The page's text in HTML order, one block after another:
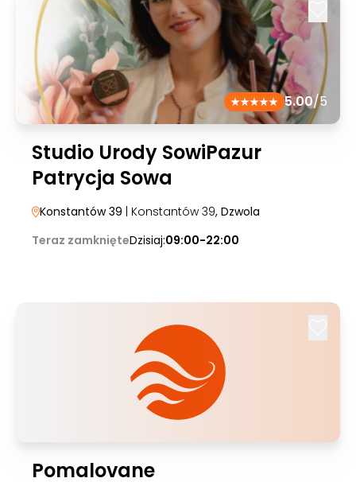
5.00/5
Studio Urody SowiPazur
Patrycja Sowa
Konstantów 39 | Konstantów 39, Dzwola
Teraz zamknięteDzisiaj:09:00-22:00
Pomalovane